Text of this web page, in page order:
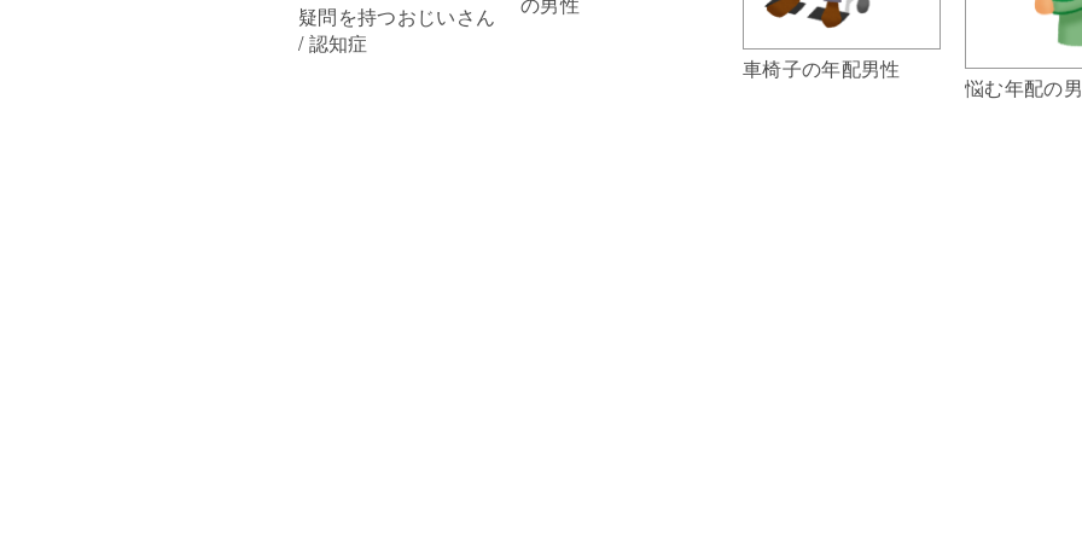
疑問を持つおじいさん
/ 認知症
車椅子の年配男性
悩む年配の